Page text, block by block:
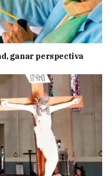
ganar perspectiva